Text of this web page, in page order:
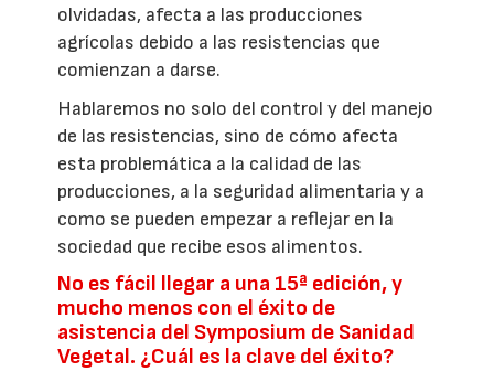
olvidadas, afecta a las producciones
agrícolas debido a las resistencias que
comienzan a darse.
Hablaremos no solo del control y del manejo
de las resistencias, sino de cómo afecta
esta problemática a la calidad de las
producciones, a la seguridad alimentaria y a
como se pueden empezar a reflejar en la
sociedad que recibe esos alimentos.
No es fácil llegar a una 15ª edición, y
mucho menos con el éxito de
asistencia del Symposium de Sanidad
Vegetal. ¿Cuál es la clave del éxito?